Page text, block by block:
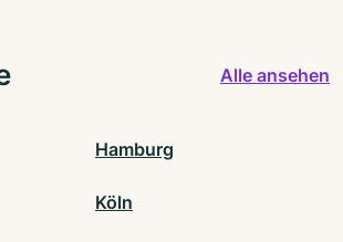
Alle ansehen
Hamburg
Köln